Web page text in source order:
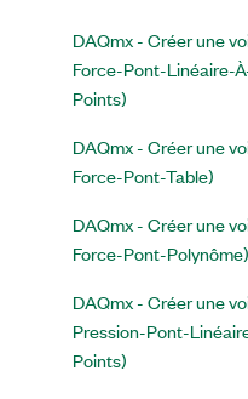
DAQmx - Créer une
Force-Pont-Linéaire-
Points)
DAQmx - Créer une
Force-Pont-Table)
DAQmx - Créer une
Force-Pont-Polynôme)
DAQmx - Créer une
Pression-Pont-
Points)